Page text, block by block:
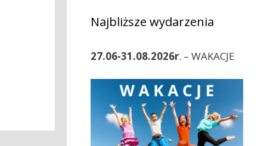
Najbliższe wydarzenia
27.06-31.08.2026r. – WAKACJE